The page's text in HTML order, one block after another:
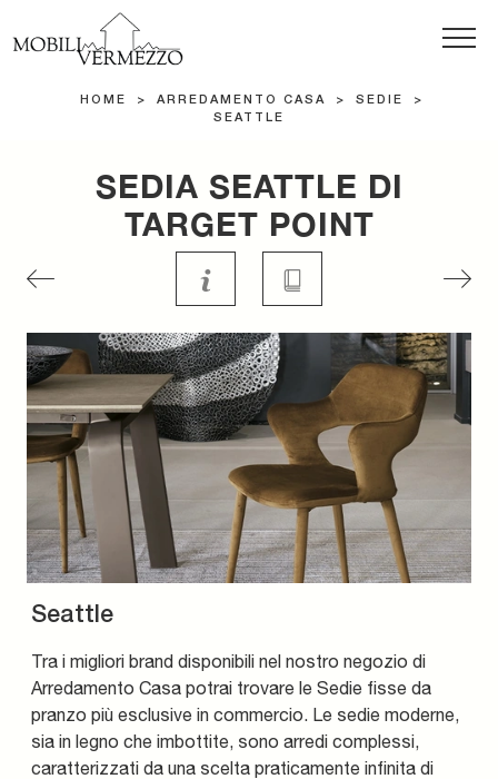
HOME > ARREDAMENTO CASA > SEDIE
>
SEATTLE
SEDIA SEATTLE DI
TARGET POINT
Seattle
Tra i migliori brand disponibili nel nostro negozio di
Arredamento Casa potrai trovare le Sedie fisse da
pranzo più esclusive in commercio. Le sedie moderne,
sia in legno che imbottite, sono arredi complessi,
caratterizzati da una scelta praticamente infinita di